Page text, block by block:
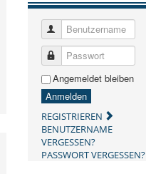
Benutzername
Passwort
Angemeldet bleiben
Anmelden
REGISTRIEREN
BENUTZERNAME
VERGESSEN?
PASSWORT VERGESSEN?